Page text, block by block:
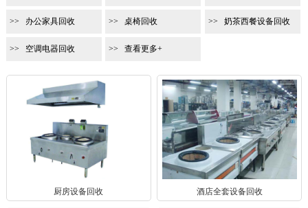
办公家具回收 桌椅回收 奶茶西餐设备回收
空调电器回收 查看更多+
厨房设备回收 酒店全套设备回收